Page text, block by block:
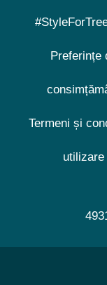
Preferințe
Termeni și
utilizare